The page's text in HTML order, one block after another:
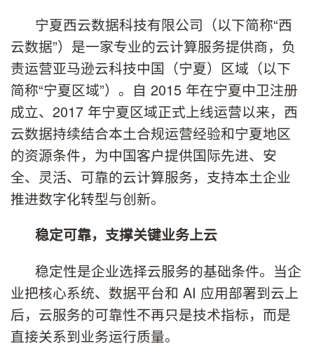
宁夏西云数据科技有限公司（以下简称“西
云数据”）是一家专业的云计算服务提供商，负
责运营亚马逊云科技中国（宁夏）区域（以下
简称“宁夏区域”）。自 2015 年在宁夏中卫注册
成立、2017 年宁夏区域正式上线运营以来，西
云数据持续结合本土合规运营经验和宁夏地区
的资源条件，为中国客户提供国际先进、安
全、灵活、可靠的云计算服务，支持本土企业
推进数字化转型与创新。
稳定可靠，支撑关键业务上云
稳定性是企业选择云服务的基础条件。当企
业把核心系统、数据平台和 AI 应用部署到云上
后，云服务的可靠性不再只是技术指标，而是
直接关系到业务运行质量。